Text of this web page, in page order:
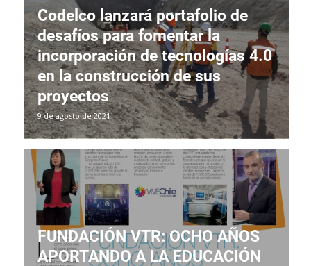
Codelco lanzará portafolio de
desafíos para fomentar la
incorporación de tecnologías 4.0
en la construcción de sus
proyectos
9 de agosto de 2021
FUNDACIÓN VTR: OCHO AÑOS
APORTANDO A LA EDUCACIÓN